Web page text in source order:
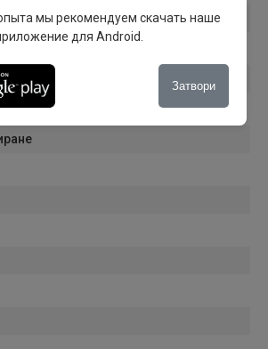
в гумите
на хълм
мы рекомендуем скачать наше
для Android.
Затвори